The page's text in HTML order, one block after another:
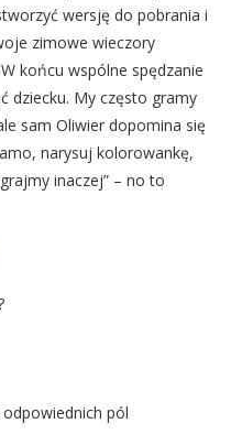
wersję do pobrania i
zimowe wieczory
końcu wspólne spędzanie
dziecku. My często gramy
sam Oliwier dopomina się
narysuj kolorowankę,
inaczej” – no to
pól